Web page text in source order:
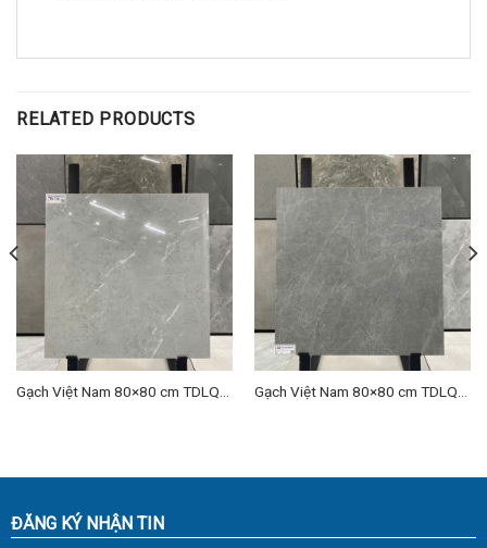
RELATED PRODUCTS
Gạch Việt Nam 80×80 cm TDLQ-
Gạch Việt Nam 80×80 cm TDLQ-
ĐĂNG KÝ NHẬN TIN